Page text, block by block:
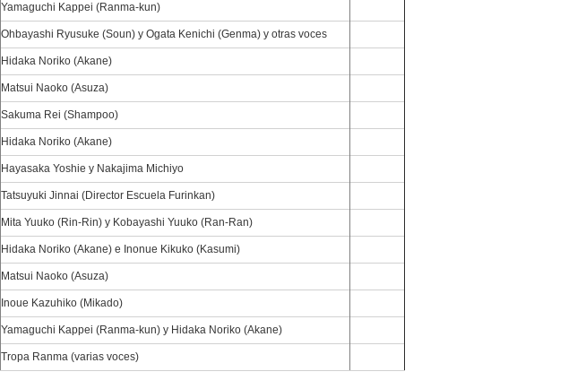
Yamaguchi Kappei (Ranma-kun)
Ohbayashi Ryusuke (Soun) y Ogata Kenichi (Genma) y otras voces
Hidaka Noriko (Akane)
Matsui Naoko (Asuza)
Sakuma Rei (Shampoo)
Hidaka Noriko (Akane)
Hayasaka Yoshie y Nakajima Michiyo
Tatsuyuki Jinnai (Director Escuela Furinkan)
Mita Yuuko (Rin-Rin) y Kobayashi Yuuko (Ran-Ran)
Hidaka Noriko (Akane) e Inonue Kikuko (Kasumi)
Matsui Naoko (Asuza)
Inoue Kazuhiko (Mikado)
Yamaguchi Kappei (Ranma-kun) y Hidaka Noriko (Akane)
Tropa Ranma (varias voces)